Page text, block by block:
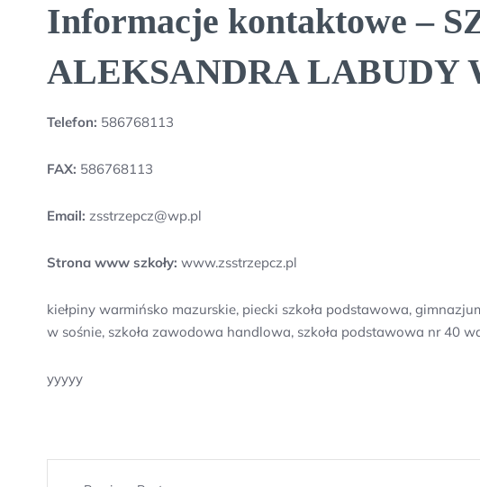
Informacje kontaktowe –
ALEKSANDRA LABUDY
Telefon: 586768113
FAX: 586768113
Email: zsstrzepcz@wp.pl
Strona www szkoły: www.zsstrzepcz.pl
kiełpiny warmińsko mazurskie, piecki szkoła podstawowa,
w sośnie, szkoła zawodowa handlowa, szkoła podstawowa nr 40
yyyyy